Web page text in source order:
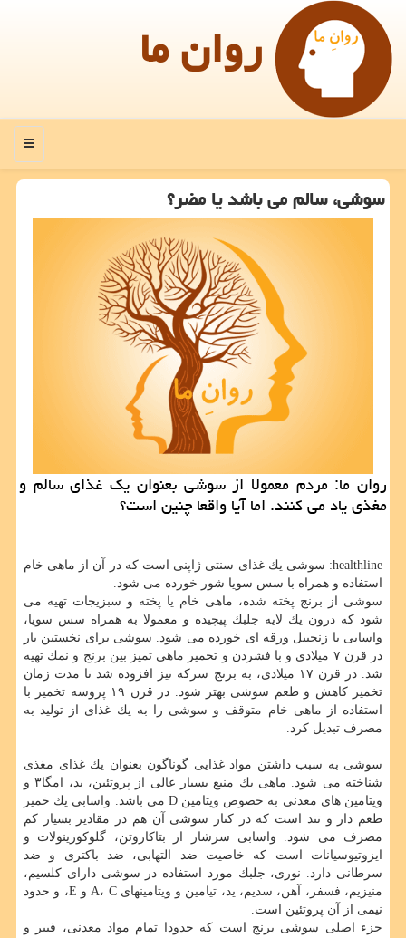
روان ما
منو
سوشی، سالم می باشد یا مضر؟
روان ما: مردم معمولا از سوشی بعنوان یك غذای سالم و
مغذی یاد می كنند. اما آیا واقعا چنین است؟
healthline: سوشی یك غذای سنتی ژاپنی است كه در آن از ماهی خام
استفاده و همراه با سس سویا شور خورده می شود.
سوشی از برنج پخته شده، ماهی خام یا پخته و سبزیجات تهیه می
شود كه درون یك لایه جلبك پیچیده و معمولا به همراه سس سویا،
واسابی یا زنجبیل ورقه ای خورده می شود. سوشی برای نخستین بار
در قرن ۷ میلادی و با فشردن و تخمیر ماهی تمیز بین برنج و نمك تهیه
شد. در قرن ۱۷ میلادی، به برنج سركه نیز افزوده شد تا مدت زمان
تخمیر كاهش و طعم سوشی بهتر شود. در قرن ۱۹ پروسه تخمیر با
استفاده از ماهی خام متوقف و سوشی را به یك غذای از تولید به
مصرف تبدیل كرد.
سوشی به سبب داشتن مواد غذایی گوناگون بعنوان یك غذای مغذی
شناخته می شود. ماهی یك منبع بسیار عالی از پروتئین، ید، امگا۳ و
ویتامین های معدنی به خصوص ویتامین D می باشد. واسابی یك خمیر
طعم دار و تند است كه در كنار سوشی آن هم در مقادیر بسیار كم
مصرف می شود. واسابی سرشار از بتاكاروتن، گلوكوزینولات و
ایزوتیوسیانات است كه خاصیت ضد التهابی، ضد باكتری و ضد
سرطانی دارد. نوری، جلبك مورد استفاده در سوشی دارای كلسیم،
منیزیم، فسفر، آهن، سدیم، ید، تیامین و ویتامینهای A، C و E، و حدود
نیمی از آن پروتئین است.
جزء اصلی سوشی برنج است كه حدودا تمام مواد معدنی، فیبر و